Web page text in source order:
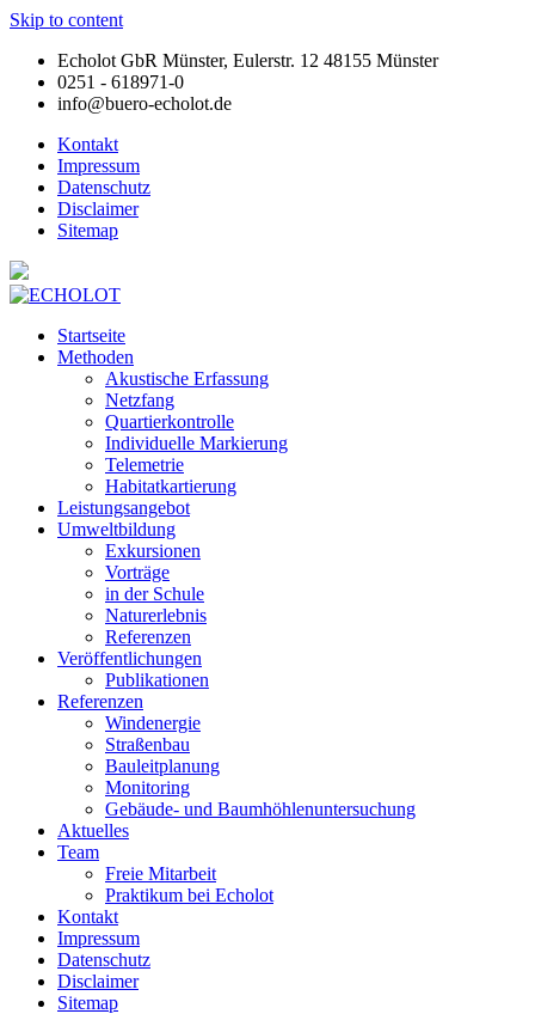
Skip to content
Echolot GbR Münster, Eulerstr. 12 48155 Münster
0251 - 618971-0
info@buero-echolot.de
Kontakt
Impressum
Datenschutz
Disclaimer
Sitemap
Startseite
Methoden
Akustische Erfassung
Netzfang
Quartierkontrolle
Individuelle Markierung
Telemetrie
Habitatkartierung
Leistungsangebot
Umweltbildung
Exkursionen
Vorträge
in der Schule
Naturerlebnis
Referenzen
Veröffentlichungen
Publikationen
Referenzen
Windenergie
Straßenbau
Bauleitplanung
Monitoring
Gebäude- und Baumhöhlenuntersuchung
Aktuelles
Team
Freie Mitarbeit
Praktikum bei Echolot
Kontakt
Impressum
Datenschutz
Disclaimer
Sitemap